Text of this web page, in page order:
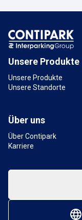
Unsere Produkte
Unsere Produkte
Unsere Standorte
Über uns
Über Contipark
Karriere